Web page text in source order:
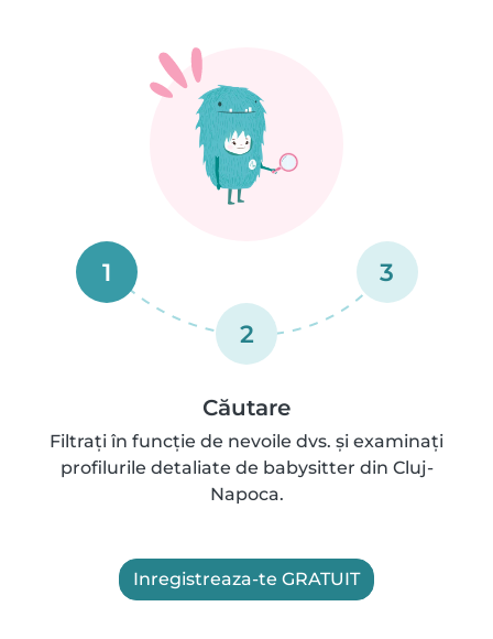
1
2
3
Căutare
Filtrați în funcție de nevoile dvs. și examinați
profilurile detaliate de babysitter din Cluj-
Napoca.
Inregistreaza-te GRATUIT